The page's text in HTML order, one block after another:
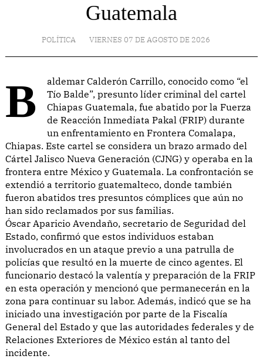
Guatemala
POLÍTICA VIERNES 07 DE AGOSTO DE 2026
Baldemar Calderón Carrillo, conocido como “el
Tío Balde”, presunto líder criminal del cartel
Chiapas Guatemala, fue abatido por la Fuerza
de Reacción Inmediata Pakal (FRIP) durante
un enfrentamiento en Frontera Comalapa,
Chiapas. Este cartel se considera un brazo armado del
Cártel Jalisco Nueva Generación (CJNG) y operaba en la
frontera entre México y Guatemala. La confrontación se
extendió a territorio guatemalteco, donde también
fueron abatidos tres presuntos cómplices que aún no
han sido reclamados por sus familias.
Óscar Aparicio Avendaño, secretario de Seguridad del
Estado, confirmó que estos individuos estaban
involucrados en un ataque previo a una patrulla de
policías que resultó en la muerte de cinco agentes. El
funcionario destacó la valentía y preparación de la FRIP
en esta operación y mencionó que permanecerán en la
zona para continuar su labor. Además, indicó que se ha
iniciado una investigación por parte de la Fiscalía
General del Estado y que las autoridades federales y de
Relaciones Exteriores de México están al tanto del
incidente.